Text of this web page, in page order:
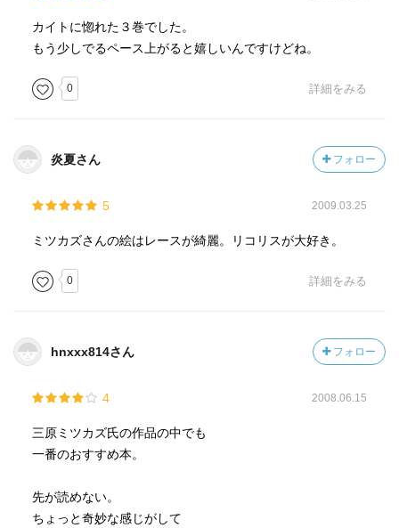
カイトに惚れた３巻でした。
もう少しでるペース上がると嬉しいんですけどね。
0 詳細をみる
炎夏さん フォロー
5 2009.03.25
ミツカズさんの絵はレースが綺麗。リコリスが大好き。
0 詳細をみる
hnxxx814さん フォロー
4 2008.06.15
三原ミツカズ氏の作品の中でも
一番のおすすめ本。
先が読めない。
ちょっと奇妙な感じがして